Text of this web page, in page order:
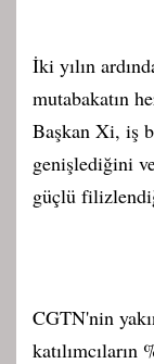
İki yılın
mutabakatın
Başkan Xi, iş
genişlediğini
güçlü
CGTN'nin
katılımcıların